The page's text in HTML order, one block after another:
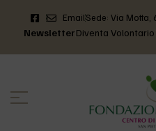
EmailSede: Via Motta,
NewsletterDiventa Volontario